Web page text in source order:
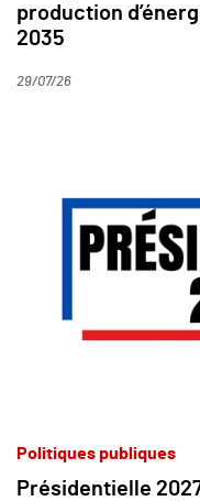
production
2035
29/07/26
Politiques publiques
Présidentielle